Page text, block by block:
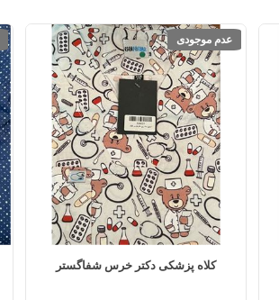
عدم موجودی
کلاه پزشکی دکتر خرس شفاگستر